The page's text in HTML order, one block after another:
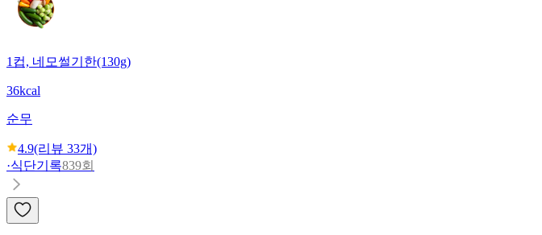
1컵, 네모썰기한(130g)
36kcal
순무
4.9(리뷰 33개)
·식단기록839회